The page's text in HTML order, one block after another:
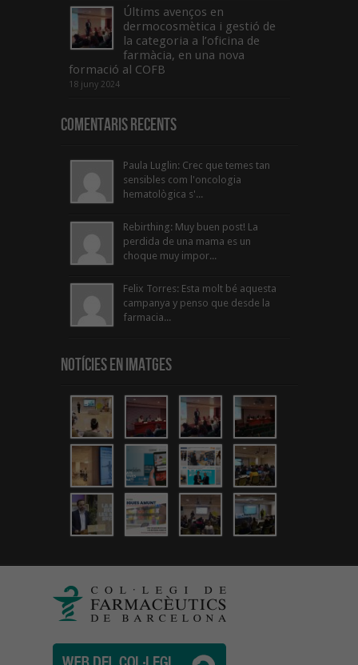
Últims avenços en
dermocosmètica i gestió de
la categoria a l’oficina de
farmàcia, en una nova
formació al COFB
18 juny 2024
Comentaris Recents
Paula Luglin: Crec que temes tan
sensibles com l'oncologia
hematològica s'...
Rebirthing: Muy buen post! La
perdida de una mama es un
choque muy impor...
Felix Torres: Esta molt bé aquesta
campanya y penso que desde la
farmacia...
Notícies en Imatges